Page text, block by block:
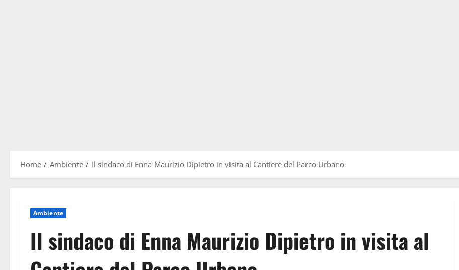
Home Ambiente Il sindaco di Enna Maurizio Dipietro in visita al Cantiere del Parco Urbano
Ambiente
Il sindaco di Enna Maurizio Dipietro in visita al